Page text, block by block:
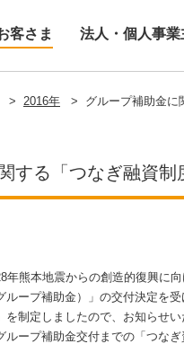
客さま 法人・個人事業
> 2016年 > グループ補助金に
する「つなぎ融資制
本地震からの創造的復興に向
ープ補助金）」の交付決定を
制定しましたので、お知らせい
ープ補助金交付までの「つな